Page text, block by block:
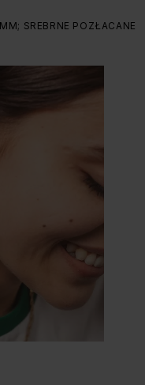
SREBRNE POZŁACANE